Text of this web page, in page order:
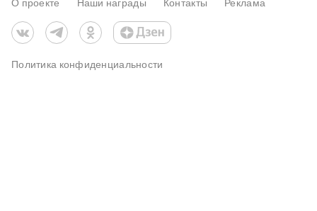
О проекте Наши награды Контакты Реклама
Политика конфиденциальности